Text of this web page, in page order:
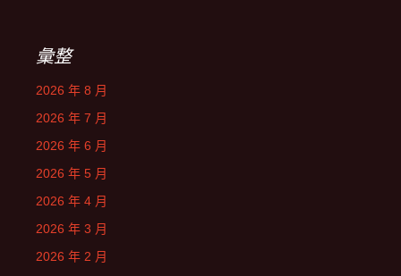
彙整
2026 年 8 月
2026 年 7 月
2026 年 6 月
2026 年 5 月
2026 年 4 月
2026 年 3 月
2026 年 2 月